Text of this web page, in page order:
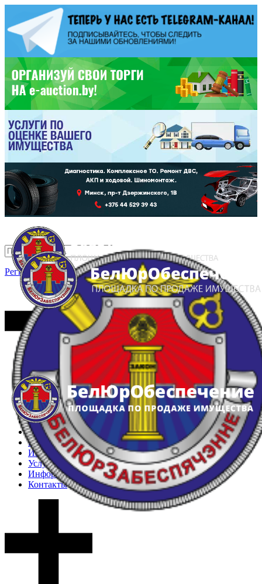
Регистрация Вход
Главная
Арестованное имущество
Реестр несостоявшихся торгов
Реестр переоценок
Частное имущество
Государственное имущество
Интернет-магазин
Интернет-витрина
Услуги
Информация
Контакты